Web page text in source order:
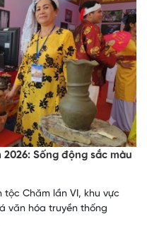
Sống động sắc màu
tộc Chăm lần VI, khu vực
văn hóa truyền thống